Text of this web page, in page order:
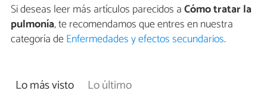
Si deseas leer más artículos parecidos aCómo tratar la
pulmonía, te recomendamos que entres en nuestra
categoría deEnfermedades y efectos secundarios.
Lo más visto Lo último